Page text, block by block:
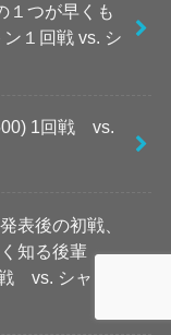
１つが早くも
１回戦 vs. シ
1回戦 vs.
表後の初戦、
知る後輩
戦 vs. シャン